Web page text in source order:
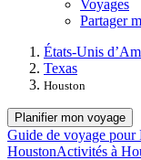
Voyages
Partager
États-Unis
Texas
Houston
Planifier mon voyage
Guide de voyage pour
HoustonActivités à